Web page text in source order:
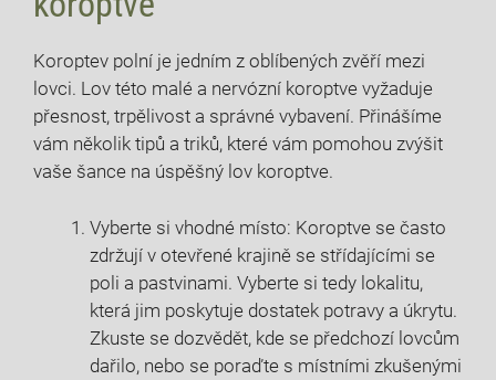
Koroptev polní je jedním⁢ z oblíbených zvěří mezi
lovci. Lov této malé a nervózní koroptve ‍vyžaduje
přesnost, ​trpělivost a ⁣správné vybavení.⁣ Přinášíme
vám několik tipů⁤ a triků, které vám pomohou‍ zvýšit
vaše šance na úspěšný lov ​koroptve.
Vyberte‌ si vhodné⁢ místo: Koroptve se často
zdržují ​v otevřené krajině se střídajícími se
poli a​ pastvinami. Vyberte si tedy lokalitu,⁣
která jim‍ poskytuje dostatek potravy a úkrytu.
Zkuste se ⁤dozvědět, kde se předchozí lovcům
dařilo, nebo se poraďte s místními zkušenými